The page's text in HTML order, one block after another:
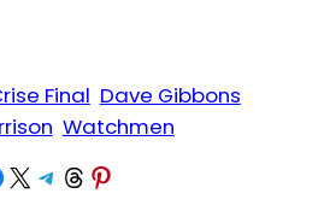
Final Dave Gibbons
Watchmen
on Facebook
Share on X Share on Telegram
Share on Threads
Share on Pinterest